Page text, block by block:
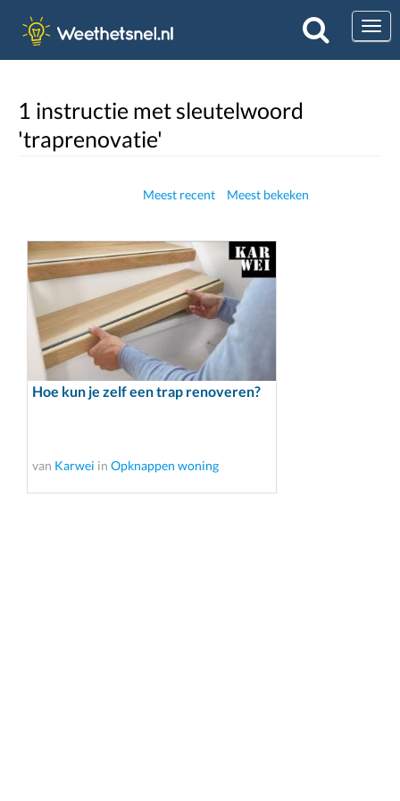
1 instructie met sleutelwoord
'traprenovatie'
Meest recent Meest bekeken
Hoe kun je zelf een trap renoveren?
van Karwei in Opknappen woning